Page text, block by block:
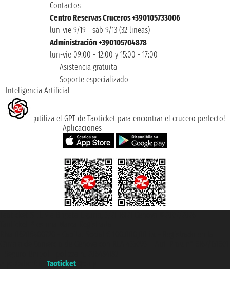
Contactos
Centro Reservas Cruceros +390105733006
lun-vie 9/19 - sáb 9/13 (32 lineas)
Administración +390105704878
lun-vie 09:00 - 12:00 y 15:00 - 17:00
Asistencia gratuita
Soporte especializado
Inteligencia Artificial
¡utiliza el GPT de Taoticket para encontrar el crucero perfecto!
Aplicaciones
Taoticket